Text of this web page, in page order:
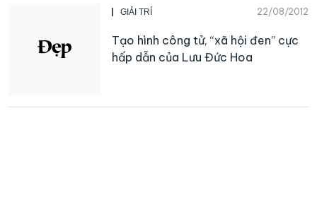
GIẢI TRÍ 22/08/2012
Tạo hình công tử, “xã hội đen” cực
hấp dẫn của Lưu Đức Hoa